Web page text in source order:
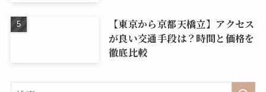
【東京から京都天橋立】アクセス
が良い交通手段は？時間と価格を
徹底比較